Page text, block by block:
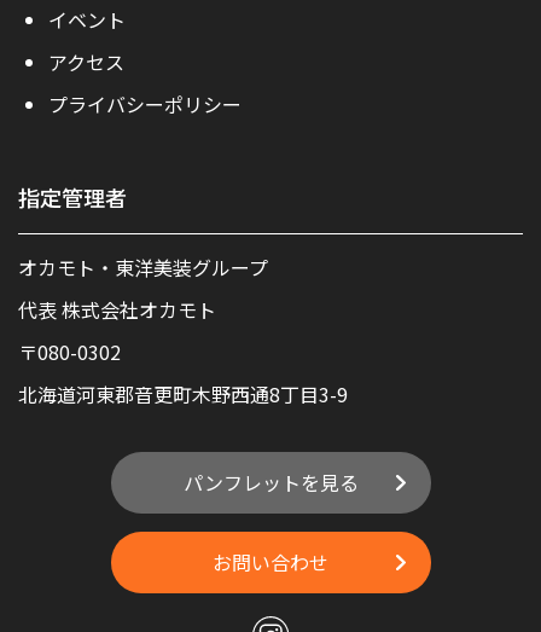
イベント
アクセス
プライバシーポリシー
指定管理者
オカモト・東洋美装グループ
代表 株式会社オカモト
〒080-0302
北海道河東郡音更町木野西通8丁目3-9
パンフレットを見る
お問い合わせ